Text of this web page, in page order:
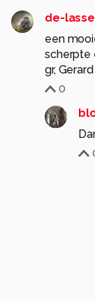
de-
een
scherpte
gr, Gerard
0